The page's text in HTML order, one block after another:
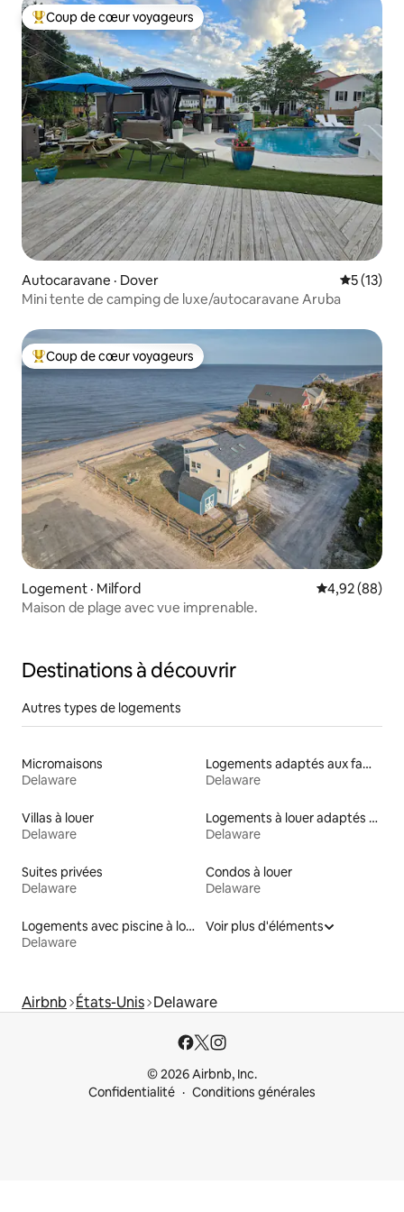
Coup de cœur voyageurs parmi les plus aimés
Coup de cœur voyageurs
Autocaravane · Dover Note
5 (13)
Mini tente de camping de luxe/autocaravane Aruba
Coup de cœur voyageurs parmi les plus aimés
Coup de cœur voyageurs
Logement · Milford Note
4,92 (88)
Maison de plage avec vue imprenable.
Destinations à découvrir
Autres types de logements
Micromaisons
Delaware
Logements adaptés aux familles à louer
Delaware
Villas à louer
Delaware
Logements à louer adaptés aux animaux
Delaware
Suites privées
Delaware
Condos à louer
Delaware
Logements avec piscine à louer
Delaware
Voir plus d'éléments
Airbnb États-Unis Delaware
© 2026 Airbnb, Inc.
Confidentialité
Conditions générales